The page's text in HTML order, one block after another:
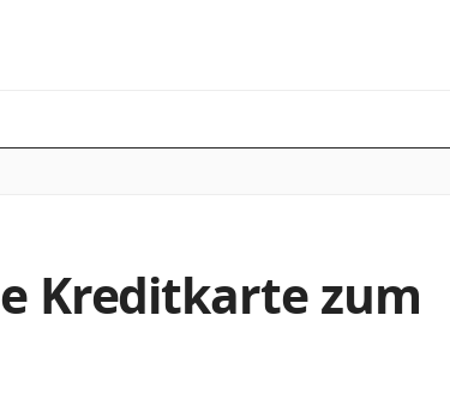
Kreditkarte zum